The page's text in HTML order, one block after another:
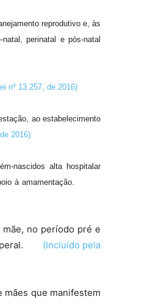
reprodutivo e, às
perinatal e pós-natal
nº 13.257, de 2016)
ao estabelecimento
2016)
nascidos alta hospitalar
à amamentação.
no período pré e
(Incluído pela
que manifestem